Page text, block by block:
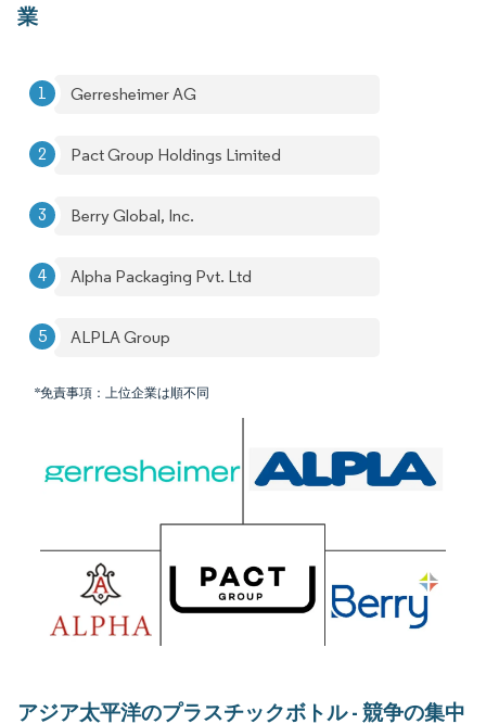
業
Gerresheimer AG
Pact Group Holdings Limited
Berry Global, Inc.
Alpha Packaging Pvt. Ltd
ALPLA Group
*免責事項：上位企業は順不同
アジア太平洋のプラスチックボトル - 競争の集中